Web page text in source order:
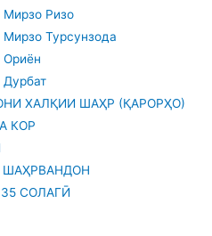
Мирзо Ризо
Мирзо Турсунзода
Ориён
Дурбат
ХАЛҚИИ ШАҲР (ҚАРОРҲО)
КОР
ШАҲРВАНДОН
СОЛАГӢ